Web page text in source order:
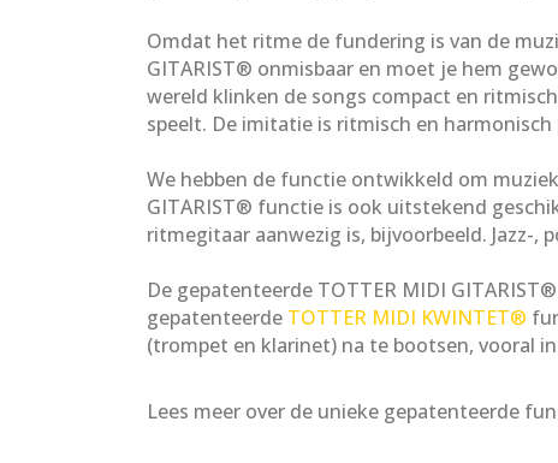
Omdat het ritme de fundering is van de
GITARIST® onmisbaar en moet je hem
wereld klinken de songs compact en
speelt. De imitatie is ritmisch en harmonisch
We hebben de functie ontwikkeld om
GITARIST® functie is ook uitstekend
ritmegitaar aanwezig is, bijvoorbeeld. Jazz-,
De gepatenteerde TOTTER MIDI
gepatenteerde TOTTER MIDI KWINTET®
(trompet en klarinet) na te bootsen, vooral
Lees meer over de unieke gepatenteerde